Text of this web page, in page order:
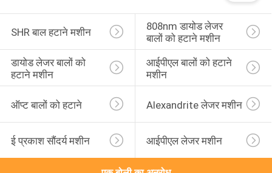
SHR बाल हटाने मशीन
808nm डायोड लेजर
बालों को हटाने मशीन
डायोड लेजर बालों को
हटाने मशीन
आईपीएल बालों को हटाने
मशीन
ऑप्ट बालों को हटाने Alexandrite लेजर मशीन
ई प्रकाश सौंदर्य मशीन आईपीएल लेजर मशीन